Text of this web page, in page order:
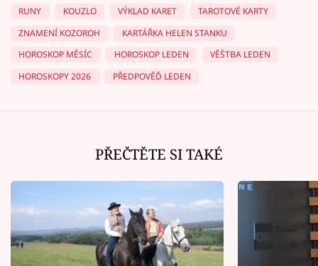
RUNY
KOUZLO VÝKLAD KARET
TAROTOVÉ KARTY
ZNAMENÍ KOZOROH
KARTÁŘKA HELEN STANKU
HOROSKOP MĚSÍC
HOROSKOP LEDEN
VĚŠTBA LEDEN
HOROSKOPY 2026
PŘEDPOVĚĎ LEDEN
PŘEČTĚTE SI TAKÉ